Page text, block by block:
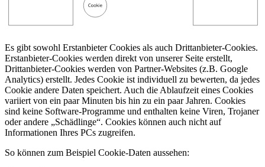
Es gibt sowohl Erstanbieter Cookies als auch Drittanbieter-Cookies.
Erstanbieter-Cookies werden direkt von unserer Seite erstellt,
Drittanbieter-Cookies werden von Partner-Websites (z.B. Google
Analytics) erstellt. Jedes Cookie ist individuell zu bewerten, da jedes
Cookie andere Daten speichert. Auch die Ablaufzeit eines Cookies
variiert von ein paar Minuten bis hin zu ein paar Jahren. Cookies
sind keine Software-Programme und enthalten keine Viren, Trojaner
oder andere „Schädlinge“. Cookies können auch nicht auf
Informationen Ihres PCs zugreifen.
So können zum Beispiel Cookie-Daten aussehen: